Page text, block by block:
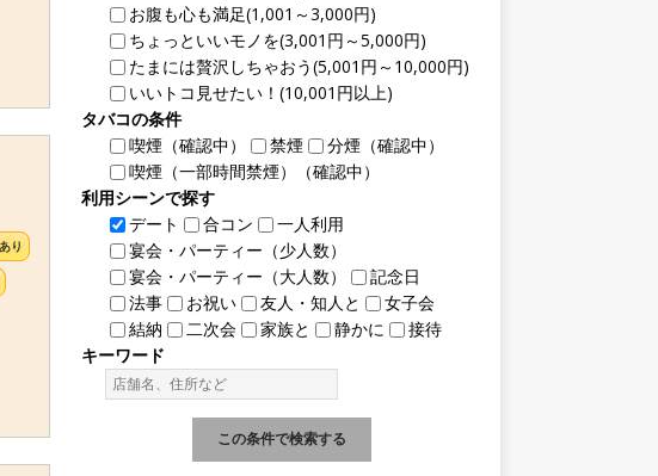
り
お腹も心も満足(1,001～3,000円)
ちょっといいモノを(3,001円～5,000円)
たまには贅沢しちゃおう(5,001円～10,000円)
いいトコ見せたい！(10,001円以上)
タバコの条件
喫煙（確認中）
禁煙
分煙（確認中）
喫煙（一部時間禁煙）（確認中）
利用シーンで探す
デート
合コン
一人利用
宴会・パーティー（少人数）
宴会・パーティー（大人数）
記念日
法事
お祝い 友人・知人と
女子会
結納
二次会 家族と 静かに
接待
キーワード